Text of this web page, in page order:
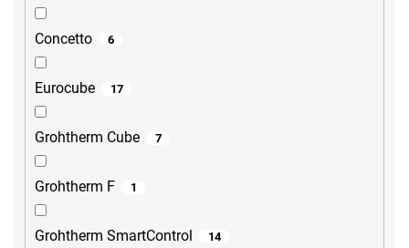
Concetto 6
Eurocube 17
Grohtherm Cube 7
Grohtherm F 1
Grohtherm SmartControl 14